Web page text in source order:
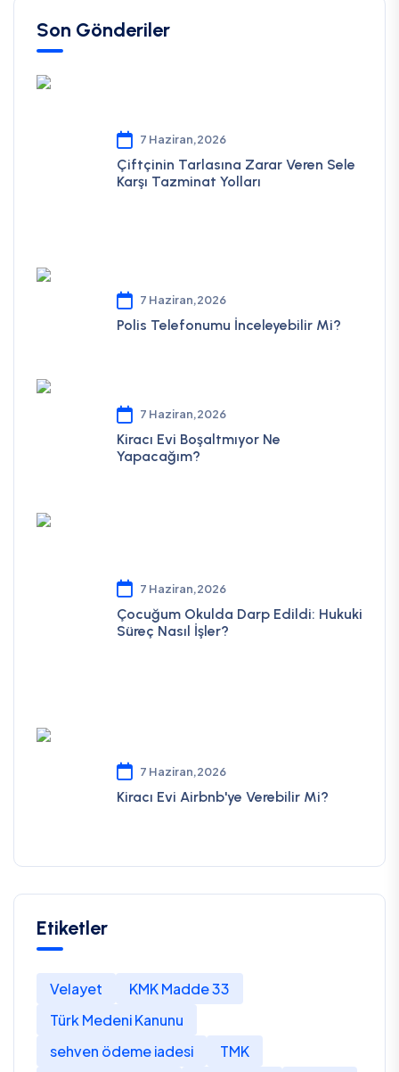
Son Gönderiler
7 Haziran,2026
Çiftçinin Tarlasına Zarar Veren Sele
Karşı Tazminat Yolları
7 Haziran,2026
Polis Telefonumu İnceleyebilir Mi?
7 Haziran,2026
Kiracı Evi Boşaltmıyor Ne
Yapacağım?
7 Haziran,2026
Çocuğum Okulda Darp Edildi: Hukuki
Süreç Nasıl İşler?
7 Haziran,2026
Kiracı Evi Airbnb'ye Verebilir Mi?
Etiketler
Velayet
KMK Madde 33
Türk Medeni Kanunu
sehven ödeme iadesi
TMK